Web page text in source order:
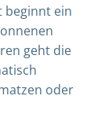
beginnt ein
geht die
oder